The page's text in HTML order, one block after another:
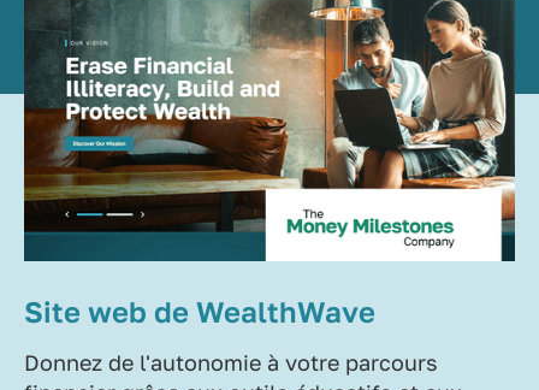
Site web de WealthWave
Donnez de l'autonomie à votre parcours